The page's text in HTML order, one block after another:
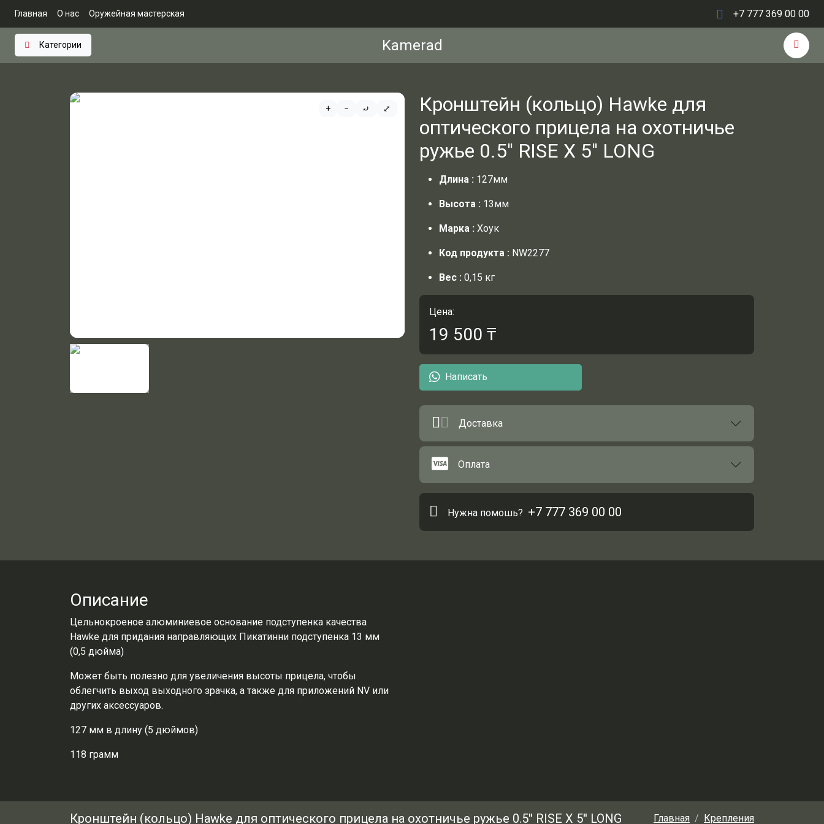
Главная О нас Оружейная мастерская +7 777 369 00 00
Категории Kamerad
+ − ⤾ ⤢
Кронштейн (кольцо) Hawke для
оптического прицела на охотничье
ружье 0.5'' RISE X 5'' LONG
Длина : 127мм
Высота : 13мм
Марка : Хоук
Код продукта : NW2277
Вес : 0,15 кг
Цена:
19 500 ₸
Написать
Доставка
Оплата
Нужна помошь? +7 777 369 00 00
Описание
Цельнокроеное алюминиевое основание подступенка качества
Hawke для придания направляющих Пикатинни подступенка 13 мм
(0,5 дюйма)
Может быть полезно для увеличения высоты прицела, чтобы
облегчить выход выходного зрачка, а также для приложений NV или
других аксессуаров.
127 мм в длину (5 дюймов)
118 грамм
Кронштейн (кольцо) Hawke для оптического прицела на охотничье ружье 0.5'' RISE X 5'' LONG Главная Крепления